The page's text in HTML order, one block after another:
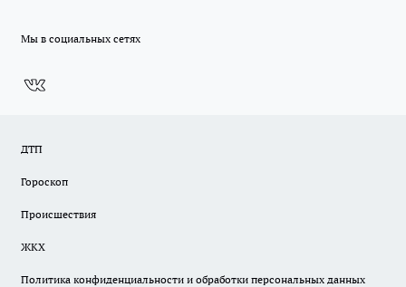
Мы в социальных сетях
ДТП
Гороскоп
Происшествия
ЖКХ
Политика конфиденциальности и обработки персональных данных